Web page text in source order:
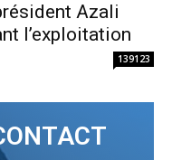
Azali
l’exploitation
139123